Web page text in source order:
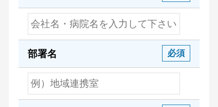
部署名 必須